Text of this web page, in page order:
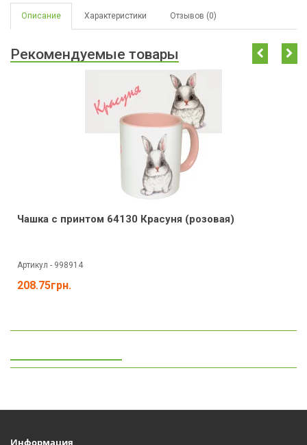
Описание Характеристики Отзывов (0)
Рекомендуемые товары
Чашка с принтом 64130 Красуня (розовая)
Артикул - 998914
208.75грн.
Информация